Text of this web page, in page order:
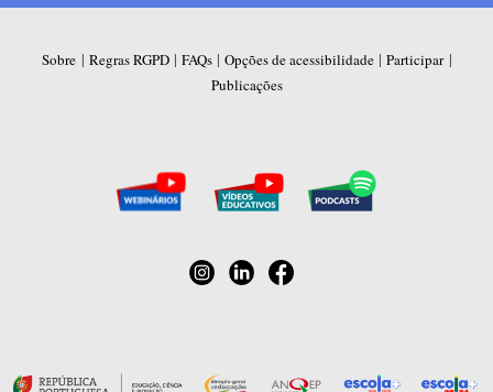
Sobre | Regras RGPD| FAQs| Opções de acessibilidade| Participar|
Publicações